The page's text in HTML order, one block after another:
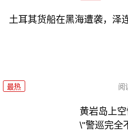
土耳其货船在黑海遭袭，泽
最热 阅
黄岩岛上
\"警巡完全